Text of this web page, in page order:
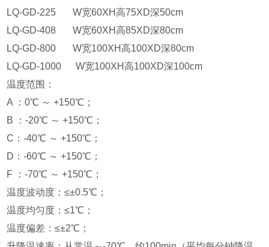
LQ-GD-225 W宽60XH高75XD深50cm
LQ-GD-408 W宽60XH高85XD深80cm
LQ-GD-800 W宽100XH高100XD深80cm
LQ-GD-1000 W宽100XH高100XD深100cm
温度范围：
A ：0℃ ～ +150℃；
B ：-20℃ ～ +150℃；
C：-40℃ ～ +150℃；
D：-60℃ ～ +150℃；
F ：-70℃ ～ +150℃；
温度波动度：≤±0.5℃；
温度均匀度：≤1℃；
温度偏差：≤±2℃；